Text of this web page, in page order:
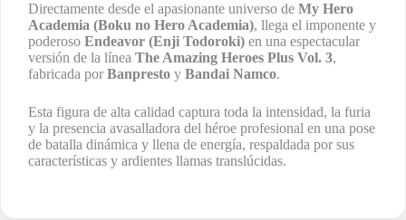
Directamente desde el apasionante universo de My Hero
Academia (Boku no Hero Academia), llega el imponente y
poderoso Endeavor (Enji Todoroki) en una espectacular
versión de la línea The Amazing Heroes Plus Vol. 3,
fabricada por Banpresto y Bandai Namco.
Esta figura de alta calidad captura toda la intensidad, la furia
y la presencia avasalladora del héroe profesional en una pose
de batalla dinámica y llena de energía, respaldada por sus
características y ardientes llamas translúcidas.